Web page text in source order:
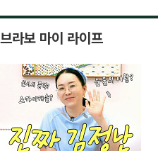
브라보 마이 라이프